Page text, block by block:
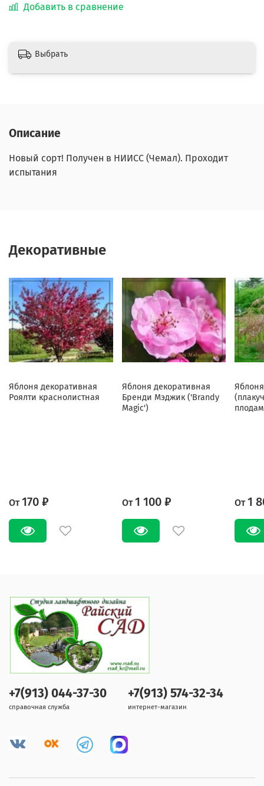
Добавить в сравнение
Выбрать
Описание
Новый сорт! Получен в НИИСС (Чемал). Проходит
испытания
Декоративные
Яблоня декоративная
Роялти краснолистная
От 170 ₽
Яблоня декоративная
Бренди Мэджик ('Brandy
Magic')
От 1 100 ₽ От 1
+7(913) 044-37-30
справочная служба
+7(913) 574-32-34
интернет-магазин